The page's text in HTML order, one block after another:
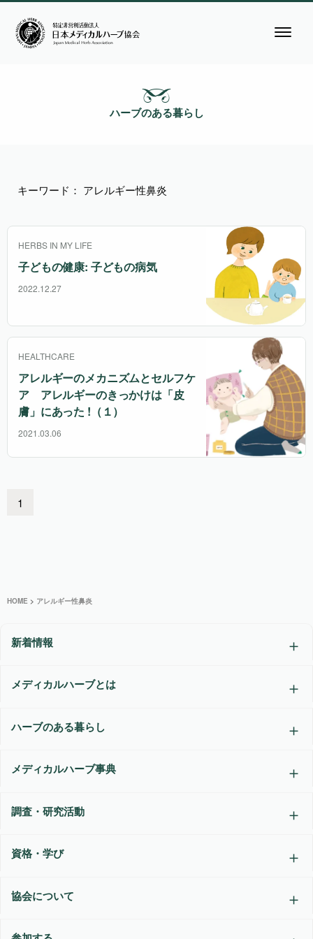
ハーブのある暮らし
キーワード： アレルギー性鼻炎
HERBS IN MY LIFE
子どもの健康: 子どもの病気
2022.12.27
HEALTHCARE
アレルギーのメカニズムとセルフケ
ア アレルギーのきっかけは「皮
膚」にあった !（１）
2021.03.06
1
HOME > アレルギー性鼻炎
新着情報
メディカルハーブとは
ハーブのある暮らし
メディカルハーブ事典
調査・研究活動
資格・学び
協会について